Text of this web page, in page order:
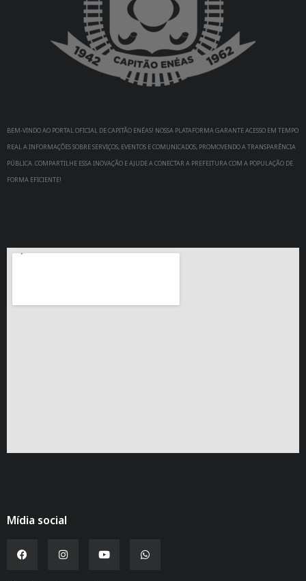
BEM-VINDO AO PORTAL OFICIAL DE CAPITÃO ENÉAS! NOSSA PLATAFORMA GARANTE ACESSO EM TEMPO
REAL A INFORMAÇÕES SOBRE SERVIÇOS, EVENTOS E COMUNICADOS, PROMOVENDO A TRANSPARÊNCIA
PÚBLICA. COMPARTILHE ESSA INOVAÇÃO E AJUDE A CONECTAR A PREFEITURA COM A POPULAÇÃO DE
FORMA EFICIENTE!
Mídia social